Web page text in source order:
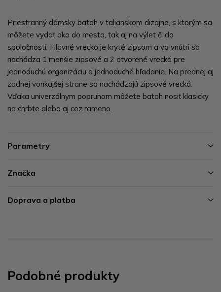
Priestranný dámsky batoh v talianskom dizajne, s ktorým sa
môžete vydať ako do mesta, tak aj na výlet či do
spoločnosti. Hlavné vrecko je kryté zipsom a vo vnútri sa
nachádza 1 menšie zipsové a 2 otvorené vrecká pre
jednoduchú organizáciu a jednoduché hľadanie. Na prednej aj
zadnej vonkajšej strane sa nachádzajú zipsové vrecká.
Vďaka univerzálnym popruhom môžete batoh nosiť klasicky
na chrbte alebo aj cez rameno.
Parametry
Značka
Doprava a platba
Podobné produkty